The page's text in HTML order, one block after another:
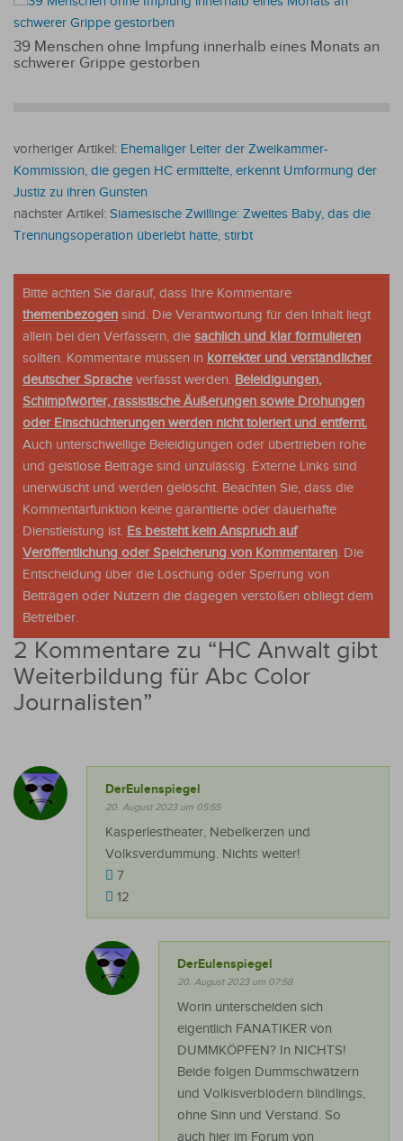
39 Menschen ohne Impfung innerhalb eines Monats an
schwerer Grippe gestorben
vorheriger Artikel: Ehemaliger Leiter der Zweikammer-
Kommission, die gegen HC ermittelte, erkennt Umformung der
Justiz zu ihren Gunsten
nächster Artikel: Siamesische Zwillinge: Zweites Baby, das die
Trennungsoperation überlebt hatte, stirbt
Bitte achten Sie darauf, dass Ihre Kommentare
themenbezogen sind. Die Verantwortung für den Inhalt liegt
allein bei den Verfassern, die sachlich und klar formulieren
sollten. Kommentare müssen in korrekter und verständlicher
deutscher Spracheverfasst werden. Beleidigungen,
Schimpfwörter, rassistische Äußerungen sowie Drohungen
oder Einschüchterungen werden nicht toleriert und entfernt.
Auch unterschwellige Beleidigungen oder übertrieben rohe
und geistlose Beiträge sind unzulässig. Externe Links sind
unerwüscht und werden gelöscht. Beachten Sie, dass die
Kommentarfunktion keine garantierte oder dauerhafte
Dienstleistung ist. Es besteht kein Anspruch auf
Veröffentlichung oder Speicherung von Kommentaren. Die
Entscheidung über die Löschung oder Sperrung von
Beiträgen oder Nutzern die dagegen verstoßen obliegt dem
Betreiber.
2 Kommentare zu “HC Anwalt gibt
Weiterbildung für Abc Color
Journalisten”
DerEulenspiegel
20. August 2023 um 05:55
Kasperlestheater, Nebelkerzen und
Volksverdummung. Nichts weiter!
7
12
DerEulenspiegel
20. August 2023 um 07:58
Worin unterscheiden sich
eigentlich FANATIKER von
DUMMKÖPFEN? In NICHTS!
Beide folgen Dummschwätzern
und Volkisverblödern blindlings,
ohne Sinn und Verstand. So
auch hier im Forum von